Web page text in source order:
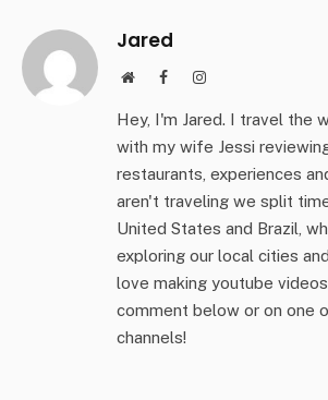
Jared
WebsiteFacebookInstagram
Hey, I'm Jared. I travel the
with my wife Jessi
restaurants, experiences
aren't traveling we split
United States and Brazil,
exploring our local cities
love making youtube
comment below or on one
channels!